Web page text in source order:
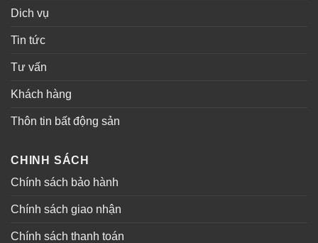
Dich vụ
Tin tức
Tư vấn
Khách hàng
Thôn tin bất động sản
CHINH SÁCH
Chính sách bảo hành
Chính sách giao nhận
Chính sách thanh toán